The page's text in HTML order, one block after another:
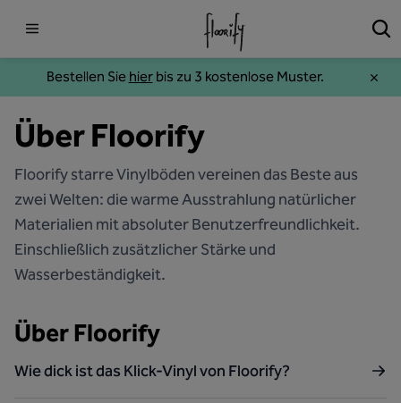
Bestellen Sie hierbis zu 3 kostenlose Muster.
Über Floorify
Floorify starre Vinylböden vereinen das Beste aus
zwei Welten: die warme Ausstrahlung natürlicher
Materialien mit absoluter Benutzerfreundlichkeit.
Einschließlich zusätzlicher Stärke und
Wasserbeständigkeit.
Über Floorify
Wie dick ist das Klick-Vinyl von Floorify?